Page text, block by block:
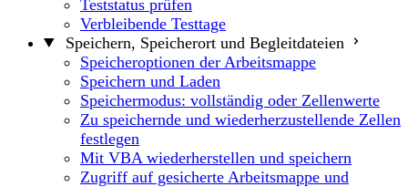
Teststatus prüfen
Verbleibende Testtage
Speichern, Speicherort und Begleitdateien
Speicheroptionen der Arbeitsmappe
Speichern und Laden
Speichermodus: vollständig oder Zellenwerte
Zu speichernde und wiederherzustellende Zellen
festlegen
Mit VBA wiederherstellen und speichern
Zugriff auf gesicherte Arbeitsmappe und